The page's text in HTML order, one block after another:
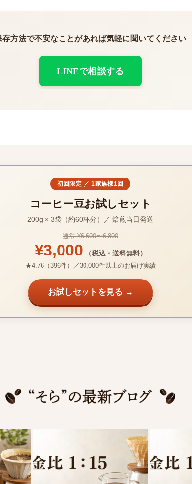
存方法で不安なことがあれば気軽に聞いてください
LINEで相談する
初回限定 ／ 1家族様1回
コーヒー豆お試しセット
200g × 3袋（約60杯分）／ 焙煎当日発送
通常 ¥6,600〜6,800
¥3,000 （税込・送料無料）
★4.76（396件）／30,000件以上のお届け実績
お試しセットを見る →